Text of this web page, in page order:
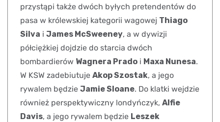
przystąpi także dwóch byłych pretendentów do
pasa w królewskiej kategorii wagowej Thiago
Silva i James McSweeney, a w dywizji
półciężkiej dojdzie do starcia dwóch
bombardierów Wagnera Prado i Maxa Nunesa.
W KSW zadebiutuje Akop Szostak, a jego
rywalem będzie Jamie Sloane. Do klatki wejdzie
również perspektywiczny londyńczyk, Alfie
Davis, a jego rywalem będzie Leszek